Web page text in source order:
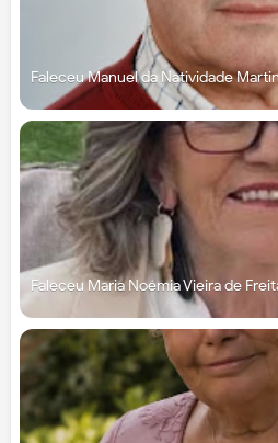
Faleceu Manuel da Natividade
Faleceu Maria Noémia Vieira de